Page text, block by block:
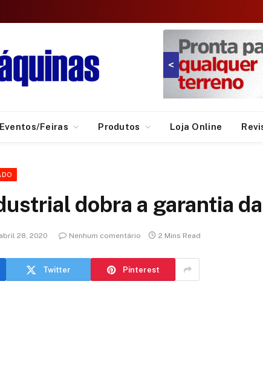
<
Eventos/Feiras Produtos Loja Online
dobra a garantia
abril 28, 2020 Nenhum comentário 2 Mins Read
Twitter Pinterest